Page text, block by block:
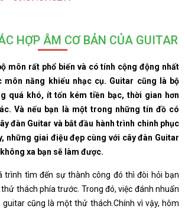
HỢP ÂM CƠ BẢN CỦA GUITAR
môn rất phổ biến và có tính cộng động nhất
môn năng khiếu nhạc cụ. Guitar cũng là bộ
quá khó, ít tốn kém tiền bạc, thời gian hơn
Và nếu bạn là một trong những tín đồ có
đàn Guitar và bắt đầu hành trình chinh phục
những giai điệu đẹp cùng với cây đàn Guitar
xa bạn sẽ làm được.
trình tìm đến sự thành công đó thì đòi hỏi bạn
thách phía trước. Trong đó, việc đánh nhuẩn
cũng là một thử thách.Chính vì vậy, hôm